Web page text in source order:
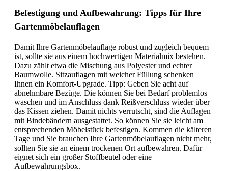
Befestigung und Aufbewahrung: Tipps für Ihre
Gartenmöbelauflagen
Damit Ihre Gartenmöbelauflage robust und zugleich bequem
ist, sollte sie aus einem hochwertigen Materialmix bestehen.
Dazu zählt etwa die Mischung aus Polyester und echter
Baumwolle. Sitzauflagen mit weicher Füllung schenken
Ihnen ein Komfort-Upgrade. Tipp: Geben Sie acht auf
abnehmbare Bezüge. Die können Sie bei Bedarf problemlos
waschen und im Anschluss dank Reißverschluss wieder über
das Kissen ziehen. Damit nichts verrutscht, sind die Auflagen
mit Bindebändern ausgestattet. So können Sie sie leicht am
entsprechenden Möbelstück befestigen. Kommen die kälteren
Tage und Sie brauchen Ihre Gartenmöbelauflagen nicht mehr,
sollten Sie sie an einem trockenen Ort aufbewahren. Dafür
eignet sich ein großer Stoffbeutel oder eine
Aufbewahrungsbox.